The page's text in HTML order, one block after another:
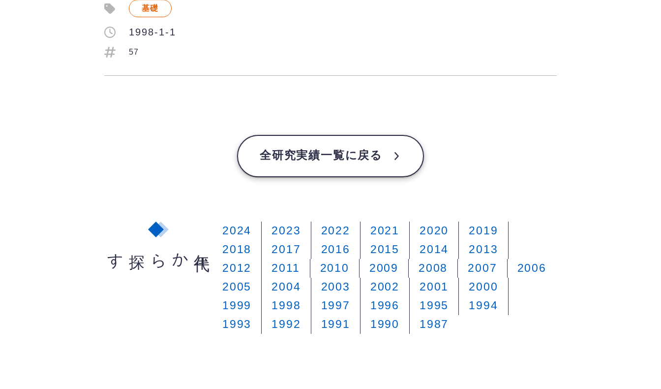
基礎
1998-1-1
57
全研究実績一覧に戻る
から探す
2024 2023 2022 2021 2020
2019
2018
2017 2016 2015 2014
2013
2012
2011 2010 2009 2008 2007
2006
2005
2004 2003 2002 2001
2000
1999
1998 1997 1996 1995
1994
1993
1992 1991 1990 1987